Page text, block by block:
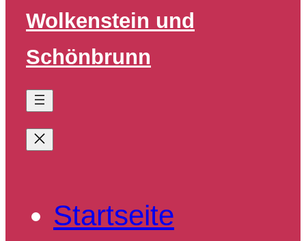
Wolkenstein und
Schönbrunn
Startseite